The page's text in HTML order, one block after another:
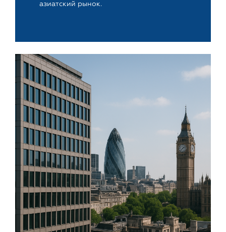
азиатский рынок.